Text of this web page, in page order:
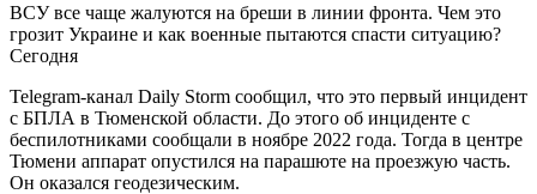
ВСУ все чаще жалуются на бреши в линии фронта. Чем это
грозит Украине и как военные пытаются спасти ситуацию?
Сегодня
Telegram-канал Daily Storm сообщил, что это первый инцидент
с БПЛА в Тюменской области. До этого об инциденте с
беспилотниками сообщали в ноябре 2022 года. Тогда в центре
Тюмени аппарат опустился на парашюте на проезжую часть.
Он оказался геодезическим.